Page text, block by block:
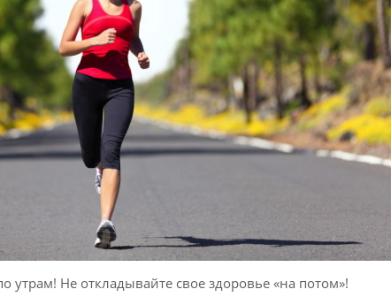
утрам! Не откладывайте свое здоровье «на потом»!